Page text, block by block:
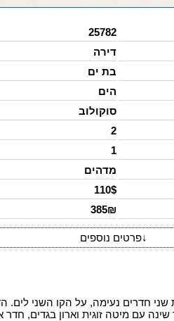
25782
דירה
בת ים
הים
סוקולוב
2
1
מדהים
110$
385₪
↓פרטים נוספים
חדרים נעימה, על הקו השני לים.
עם מיטה זוגית וארון בגדים, חדר